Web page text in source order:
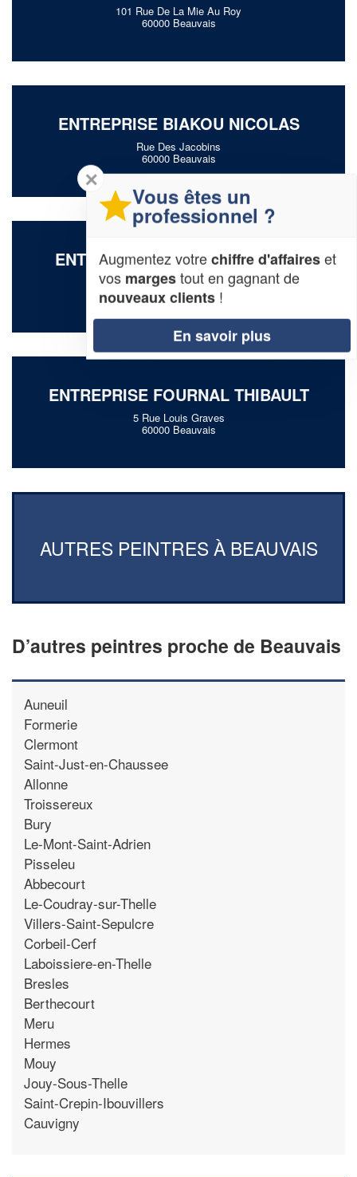
101 Rue De La Mie Au Roy
60000 Beauvais
ENTREPRISE BIAKOU NICOLAS
Rue Des Jacobins
60000 Beauvais
ENTREPRISE CHAIB ELISABETH
8 Rue Binet
60000 Beauvais
ENTREPRISE FOURNAL THIBAULT
5 Rue Louis Graves
60000 Beauvais
AUTRES PEINTRES À BEAUVAIS
D’autres peintres proche de Beauvais
Auneuil
Formerie
Clermont
Saint-Just-en-Chaussee
Allonne
Troissereux
Bury
Le-Mont-Saint-Adrien
Pisseleu
Abbecourt
Le-Coudray-sur-Thelle
Villers-Saint-Sepulcre
Corbeil-Cerf
Laboissiere-en-Thelle
Bresles
Berthecourt
Meru
Hermes
Mouy
Jouy-Sous-Thelle
Saint-Crepin-Ibouvillers
Cauvigny
✕
Vous êtes un
professionnel ?
Augmentez votrechiffre d'affaireset
vos margestout en gagnant de
nouveaux clients !
En savoir plus